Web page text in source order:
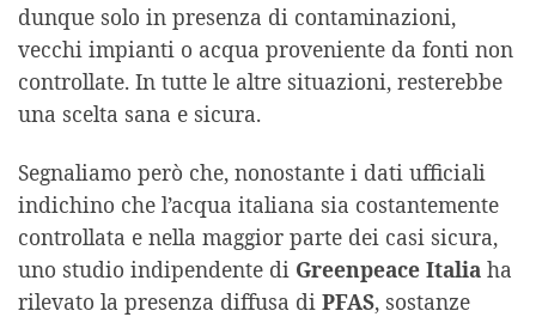
dunque solo in presenza di contaminazioni,
vecchi impianti o acqua proveniente da fonti non
controllate. In tutte le altre situazioni, resterebbe
una scelta sana e sicura.
Segnaliamo però che, nonostante i dati ufficiali
indichino che l’acqua italiana sia costantemente
controllata e nella maggior parte dei casi sicura,
uno studio indipendente di Greenpeace Italia ha
rilevato la presenza diffusa di PFAS, sostanze